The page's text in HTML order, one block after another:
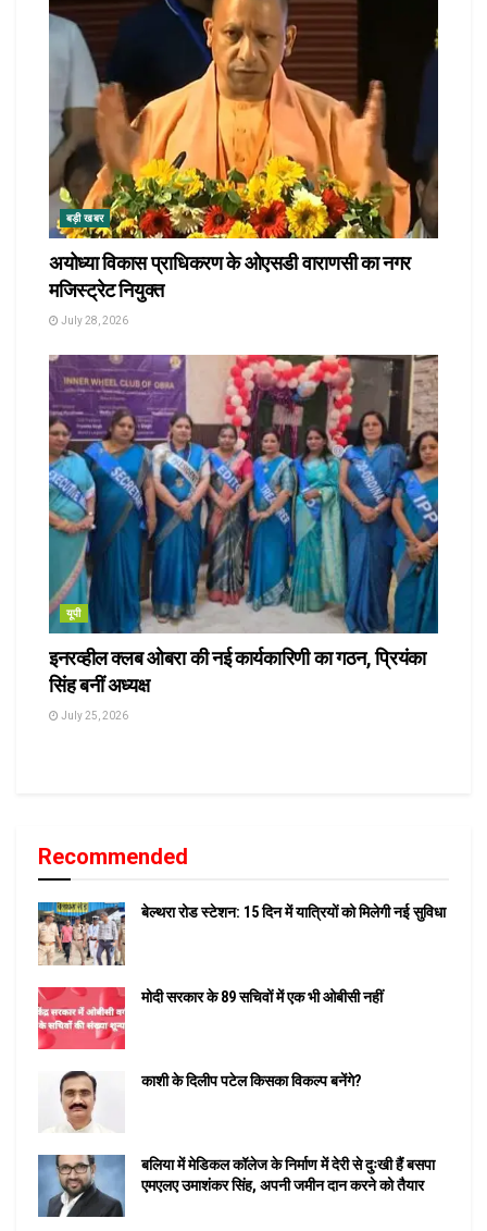
बड़ी खबर
अयोध्या विकास प्राधिकरण के ओएसडी वाराणसी का नगर
मजिस्ट्रेट नियुक्त
July 28, 2026
यूपी
इनरव्हील क्लब ओबरा की नई कार्यकारिणी का गठन, प्रियंका
सिंह बनीं अध्यक्ष
July 25, 2026
Recommended
बेल्थरा रोड स्टेशन: 15 दिन में यात्रियों को मिलेगी नई सुविधा
मोदी सरकार के 89 सचिवों में एक भी ओबीसी नहीं
काशी के दिलीप पटेल किसका विकल्प बनेंगे?
बलिया में मेडिकल कॉलेज के निर्माण में देरी से दुःखी हैं बसपा
एमएलए उमाशंकर सिंह, अपनी जमीन दान करने को तैयार